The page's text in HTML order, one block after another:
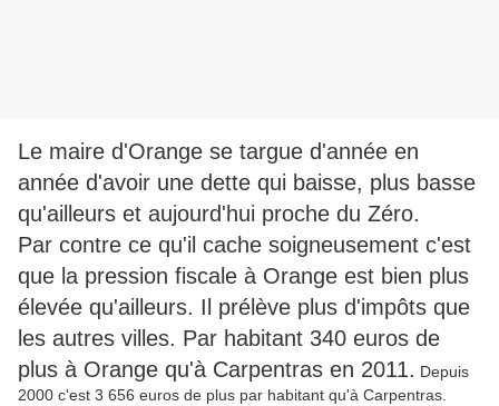
Le maire d'Orange se targue d'année en
année d'avoir une dette qui baisse, plus basse
qu'ailleurs et aujourd'hui proche du Zéro.
Par contre ce qu'il cache soigneusement c'est
que la pression fiscale à Orange est bien plus
élevée qu'ailleurs. Il prélève plus d'impôts que
les autres villes. Par habitant 340 euros de
plus à Orange qu'à Carpentras en 2011. Depuis
2000 c'est 3 656 euros de plus par habitant qu'à Carpentras.